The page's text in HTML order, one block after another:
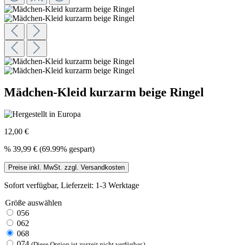
Mädchen-Kleid kurzarm beige Ringel
12,00 €
% 39,99 € (69.99% gespart)
Preise inkl. MwSt. zzgl. Versandkosten
Sofort verfügbar, Lieferzeit: 1-3 Werktage
Größe auswählen
056
062
068